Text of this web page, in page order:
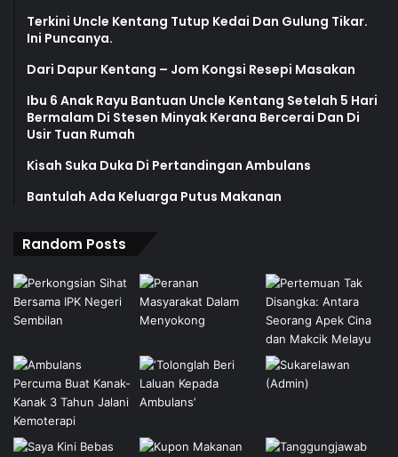
Terkini Uncle Kentang Tutup Kedai Dan Gulung Tikar.
Ini Puncanya.
Dari Dapur Kentang – Jom Kongsi Resepi Masakan
Ibu 6 Anak Rayu Bantuan Uncle Kentang Setelah 5 Hari
Bermalam Di Stesen Minyak Kerana Bercerai Dan Di
Usir Tuan Rumah
Kisah Suka Duka Di Pertandingan Ambulans
Bantulah Ada Keluarga Putus Makanan
Random Posts